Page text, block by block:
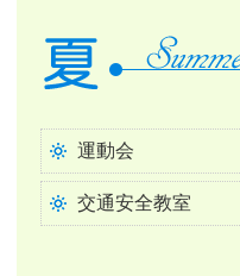
運動会
交通安全教室